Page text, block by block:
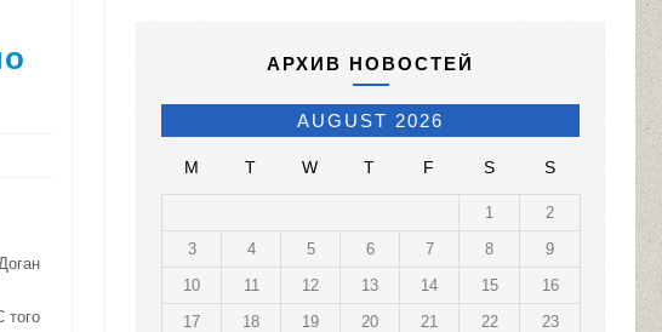
того
АРХИВ НОВОСТЕЙ
AUGUST 2026
M T W T F S S
1
2
3
4 5 6 7 8
9
10
11 12 13 14 15
16
17
18 19 20 21 22
23